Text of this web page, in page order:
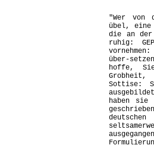
"Wer von
übel,
die an der
ruhig:
über-
hoffe,
Grobheit,
Sottise:
haben sie